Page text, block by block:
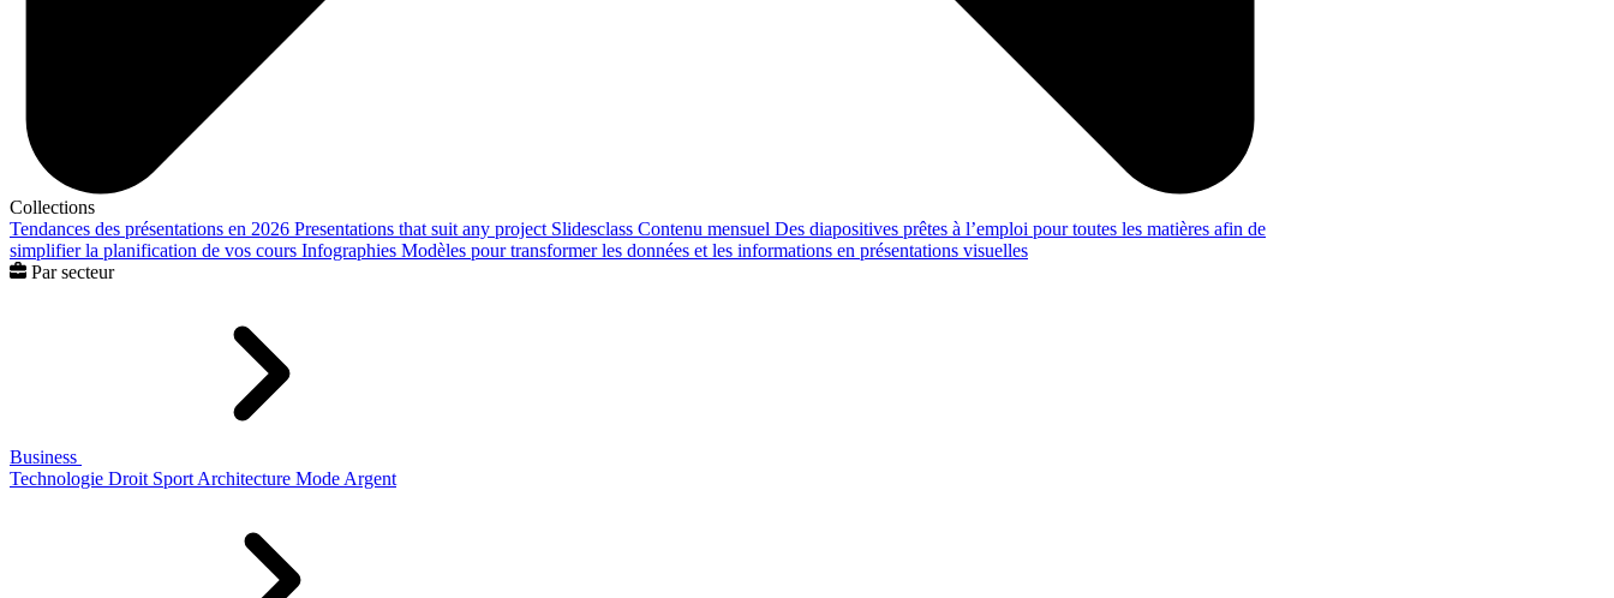
Collections
Tendances des présentations en 2026 Presentations that suit any project Slidesclass Contenu mensuel Des diapositives prêtes à l’emploi pour toutes les matières afin de
simplifier la planification de vos cours Infographies Modèles pour transformer les données et les informations en présentations visuelles
Par secteur
Business
Technologie Droit Sport Architecture Mode Argent